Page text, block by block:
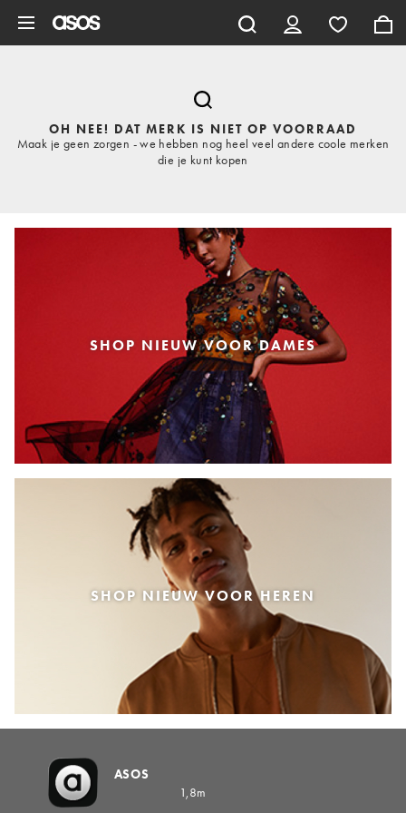
OH NEE! DAT MERK IS NIET OP VOORRAAD
Maak je geen zorgen - we hebben nog heel veel andere coole merken
die je kunt kopen
SHOP NIEUW VOOR DAMES
SHOP NIEUW VOOR HEREN
ASOS
1,8m